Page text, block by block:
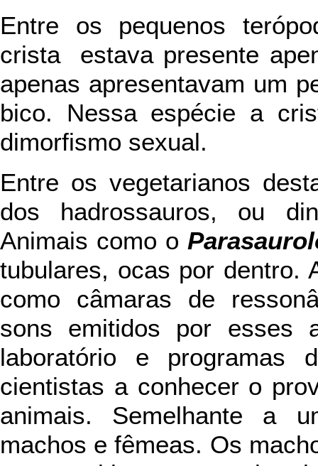
Entre os pequenos
crista estava presente
apenas apresentavam um
bico. Nessa espécie a
dimorfismo sexual.
Entre os vegetarianos
dos hadrossauros, ou
Animais como o
tubulares, ocas por dentro.
como câmaras de
sons emitidos por esses
laboratório e programas
cientistas a conhecer o
animais. Semelhante a
machos e fêmeas. Os